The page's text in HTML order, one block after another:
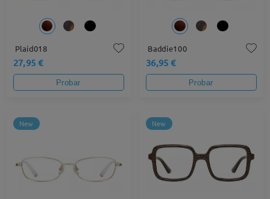
Plaid018
27,95 €
Probar
Baddie100
36,95 €
Probar
New New